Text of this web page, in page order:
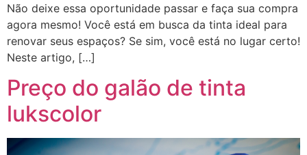
Não deixe essa oportunidade passar e faça sua compra
agora mesmo! Você está em busca da tinta ideal para
renovar seus espaços? Se sim, você está no lugar certo!
Neste artigo, […]
Preço do galão de tinta
lukscolor